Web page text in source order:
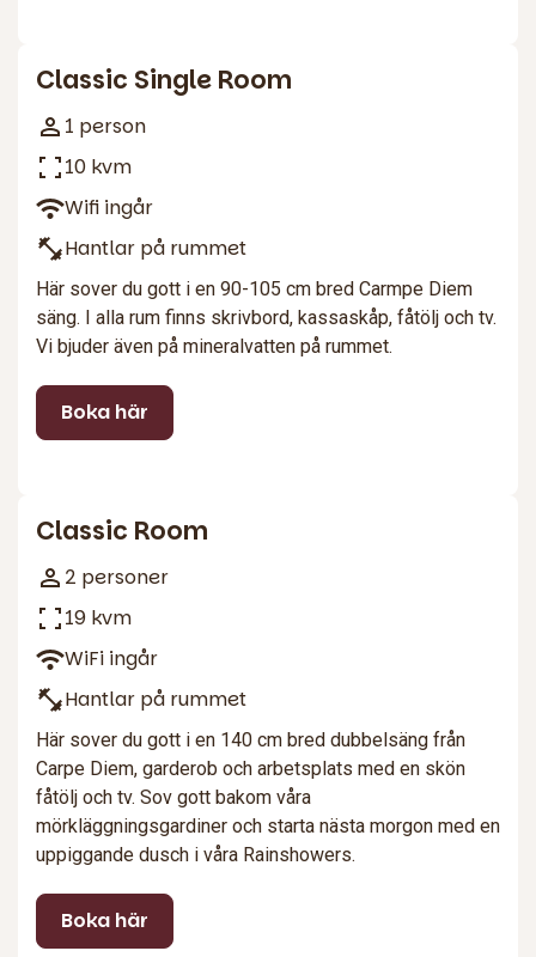
Classic Single Room
1 person
10 kvm
Wifi ingår
Hantlar på rummet
Här sover du gott i en 90-105 cm bred Carmpe Diem
säng. I alla rum finns skrivbord, kassaskåp, fåtölj och tv.
Vi bjuder även på mineralvatten på rummet.
Boka här
Classic Room
2 personer
19 kvm
WiFi ingår
Hantlar på rummet
Här sover du gott i en 140 cm bred dubbelsäng från
Carpe Diem, garderob och arbetsplats med en skön
fåtölj och tv. Sov gott bakom våra
mörkläggningsgardiner och starta nästa morgon med en
uppiggande dusch i våra Rainshowers.
Boka här